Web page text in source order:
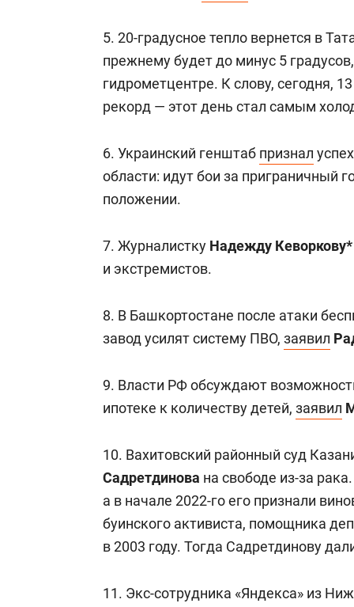
5. 20-градусное тепло вернется в
прежнему будет до минус 5
гидрометцентре. К слову, сегодня,
рекорд — этот день стал самым
6. Украинский генштаб признал
области: идут бои за приграничный
положении.
7. Журналистку Надежду Кеворков
и экстремистов.
8. В Башкортостане после атаки
завод усилят систему ПВО, заявил
9. Власти РФ обсуждают
ипотеке к количеству детей, заявил
10. Вахитовский районный суд
Садретдинова на свободе из-за
а в начале 2022-го его признали
буинского активиста, помощника
в 2003 году. Тогда Садретдинову
11. Экс-сотрудника «Яндекса» из